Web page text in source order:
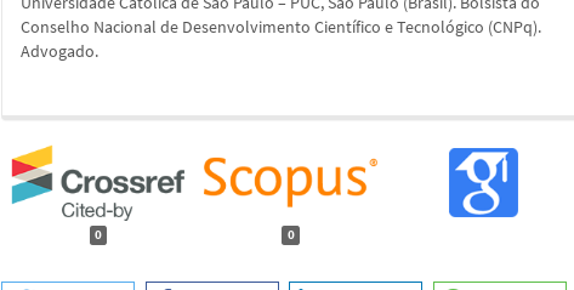
Conselho Nacional de Desenvolvimento Científico e Tecnológico (CNPq).
Advogado.
0 0